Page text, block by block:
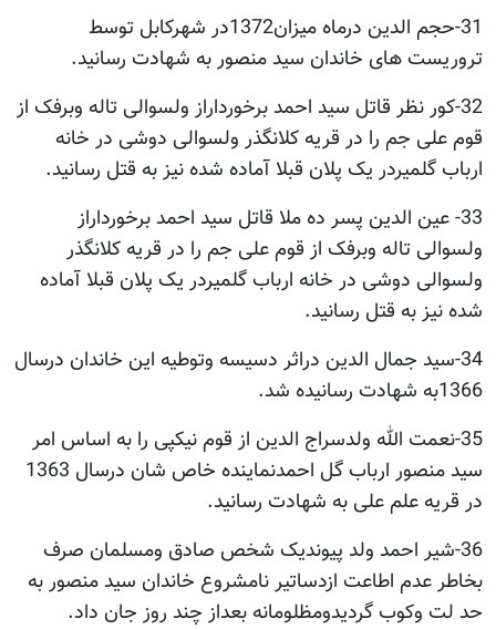
31-حجم الدین درماه میزان1372در شهرکابل توسط
تروریست های خاندان سید منصور به شهادت رسانید.
32-کور نظر قاتل سید احمد برخورداراز ولسوالی تاله وبرفک از
قوم علی جم را در قریه کلانگذر ولسوالی دوشی در خانه
ارباب گلمیردر یک پلان قبلا آماده شده نیز به قتل رسانید.
33- عین الدین پسر ده ملا قاتل سید احمد برخورداراز
ولسوالی تاله وبرفک از قوم علی جم را در قریه کلانگذر
ولسوالی دوشی در خانه ارباب گلمیردر یک پلان قبلا آماده
شده نیز به قتل رسانید.
34-سید جمال الدین دراثر دسیسه وتوطیه این خاندان درسال
1366به شهادت رسانیده شد.
35-نعمت الله ولدسراج الدین از قوم نیکپی را به اساس امر
سید منصور ارباب گل احمدنماینده خاص شان درسال 1363
در قریه علم علی به شهادت رسانید.
36-شیر احمد ولد پیوندیک شخص صادق ومسلمان صرف
بخاطر عدم اطاعت ازدساتیر نامشروع خاندان سید منصور به
حد لت وکوب گردیدومظلومانه بعداز چند روز جان داد.